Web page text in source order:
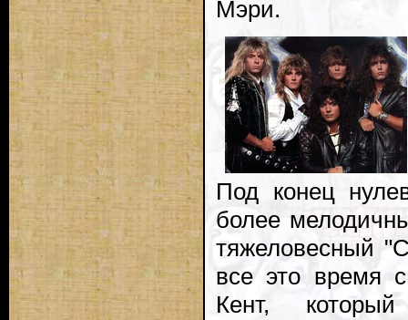
Мэри.
Под конец
более
тяжеловесный
все это время
Кент,